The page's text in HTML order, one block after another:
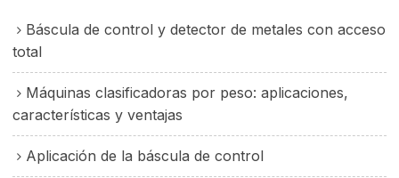
Báscula de control y detector de metales con acceso
total
Máquinas clasificadoras por peso: aplicaciones,
características y ventajas
Aplicación de la báscula de control